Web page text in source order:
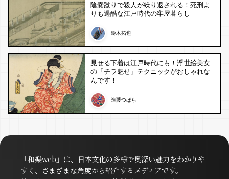
陰嚢蹴りで殺人が繰り返される！死刑よ
りも過酷な江戸時代の牢屋暮らし
鈴木拓也
見せる下着は江戸時代にも！浮世絵美女
の「チラ魅せ」テクニックがおしゃれな
んです！
進藤つばら
「和樂web」は、日本文化の多様で奥深い魅力をわかりや
すく、さまざまな角度から紹介するメディアです。